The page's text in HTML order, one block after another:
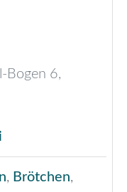
Bogen 6,
, Brötchen,